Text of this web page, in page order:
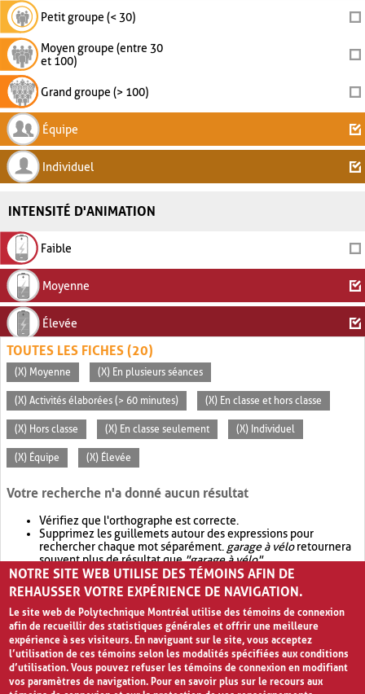
Petit groupe (< 30)
Moyen groupe (entre 30
et 100)
Grand groupe (> 100)
Équipe
Individuel
INTENSITÉ D'ANIMATION
Faible
Moyenne
Élevée
TOUTES LES FICHES (20)
(X) Moyenne (X) En plusieurs séances
(X) Activités élaborées (> 60 minutes) (X) En classe et hors classe
(X) Hors classe (X) En classe seulement (X) Individuel
(X) Équipe (X) Élevée
Votre recherche n'a donné aucun résultat
Vérifiez que l'orthographe est correcte.
Supprimez les guillemets autour des expressions pour
rechercher chaque mot séparément. garage à véloretournera
souvent plus de résultat que"garage à vélo".
Envisagez d'élargir votre recherche avec OR.garage OR vélo
retournera souvent plus de résultat quegarage à vélo
NOTRE SITE WEB UTILISE DES TÉMOINS AFIN DE
REHAUSSER VOTRE EXPÉRIENCE DE NAVIGATION.
Le site web de Polytechnique Montréal utilise des témoins de connexion
afin de recueillir des statistiques générales et offrir une meilleure
expérience à ses visiteurs. En naviguant sur le site, vous acceptez
l’utilisation de ces témoins selon les modalités spécifiées aux conditions
d’utilisation. Vous pouvez refuser les témoins de connexion en modifiant
vos paramètres de navigation. Pour en savoir plus sur le recours aux